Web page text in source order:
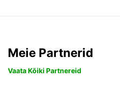
Meie Partnerid
Vaata Kõiki Partnereid